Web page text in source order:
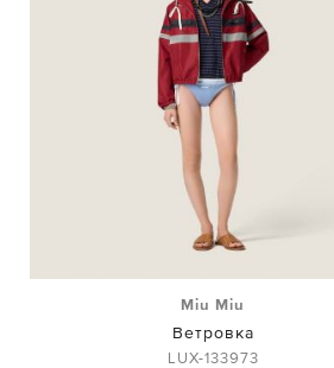
Miu Miu
Ветровка
LUX-133973